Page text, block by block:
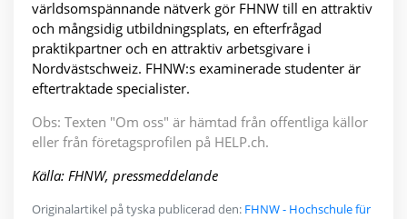
världsomspännande nätverk gör FHNW till en attraktiv
och mångsidig utbildningsplats, en efterfrågad
praktikpartner och en attraktiv arbetsgivare i
Nordvästschweiz. FHNW:s examinerade studenter är
eftertraktade specialister.
Obs: Texten "Om oss" är hämtad från offentliga källor
eller från företagsprofilen på HELP.ch.
Källa: FHNW, pressmeddelande
Originalartikel på tyska publicerad den: FHNW - Hochschule für